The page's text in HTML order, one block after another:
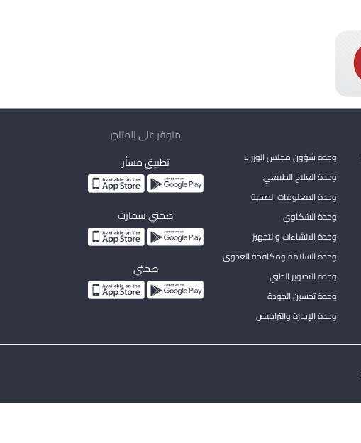
وحدة شؤون مجلس الوزراء
وحدة العلاج الطبيعي
وحدة المعلومات الصحية
وحدة الشكاوي
وحدة الانشاءات والتجهيز
وحدة السلامة ومكافحة العدوى
وحدة التصوير الطبي
وحدة تحسين الجودة
وحدة الإجازة والتراخيص
متوفر على المتاجر
تطبيق مساْر
صحتي سمارت
صحتي